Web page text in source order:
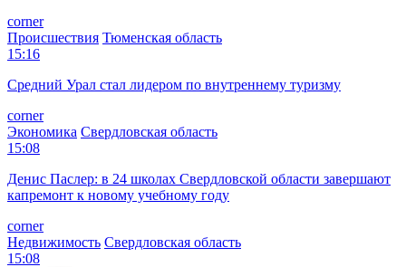
corner
Происшествия Тюменская область
15:16
Средний Урал стал лидером по внутреннему туризму
corner
Экономика Свердловская область
15:08
Денис Паслер: в 24 школах Свердловской области завершают
капремонт к новому учебному году
corner
Недвижимость Свердловская область
15:08